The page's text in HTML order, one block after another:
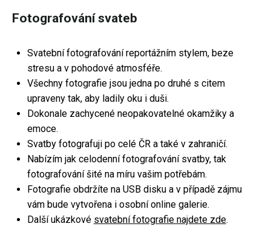
Firemní focení
Dokument
Svatební focení
Těhotenské focení
Focení párů
Rodinné focení
Fotografování svateb
Svatební fotografování reportážním stylem, beze
stresu a v pohodové atmosféře.
Všechny fotografie jsou jedna po druhé s citem
upraveny tak, aby ladily oku i duši.
Dokonale zachycené neopakovatelné okamžiky a
emoce.
Svatby fotografuji po celé ČR a také v zahraničí.
Nabízím jak celodenní fotografování svatby, tak
fotografování šité na míru vašim potřebám.
Fotografie obdržíte na USB disku a v případě zájmu
vám bude vytvořena i osobní online galerie.
Další ukázkové svatební fotografie najdete zde.